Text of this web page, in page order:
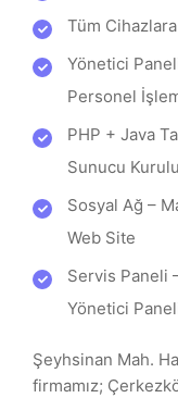
Tüm
Yönetici
Personel
PHP + Java
Sunucu
Sosyal Ağ –
Web Site
Servis Paneli
Yönetici
Şeyhsinan Mah.
firmamız;